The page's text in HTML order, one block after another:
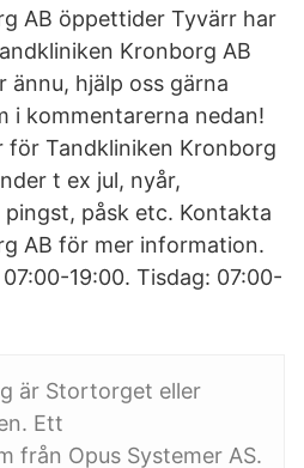
AB öppettider Tyvärr har
Kronborg AB
ännu, hjälp oss gärna
i kommentarerna nedan!
för Tandkliniken Kronborg
t ex jul, nyår,
påsk etc. Kontakta
AB för mer information.
19:00. Tisdag: 07:00-
är Stortorget eller
Ett
från Opus Systemer AS.